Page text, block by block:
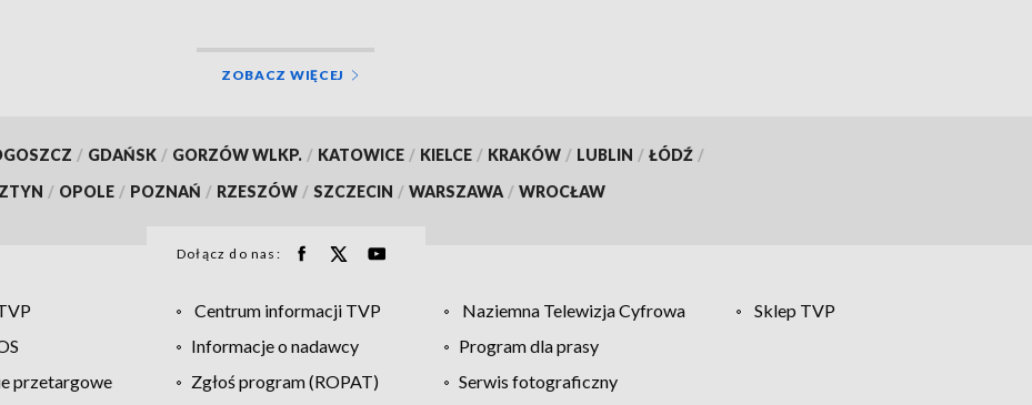
ZOBACZ WIĘCEJ
/ GDAŃSK / GORZÓW WLKP. / KATOWICE / KIELCE / KRAKÓW / LUBLIN / ŁÓDŹ /
/ OPOLE / POZNAŃ / RZESZÓW / SZCZECIN / WARSZAWA / WROCŁAW
Dołącz do nas:
Centrum informacji TVP Naziemna Telewizja Cyfrowa
Sklep TVP
Informacje o nadawcy
Program dla prasy
przetargowe Zgłoś program (ROPAT)
Serwis fotograficzny